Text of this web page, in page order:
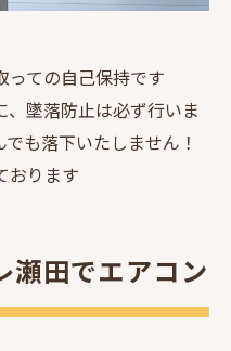
っての自己保持です
墜落防止は必ず行いま
も落下いたしません！
おります
田でエアコン